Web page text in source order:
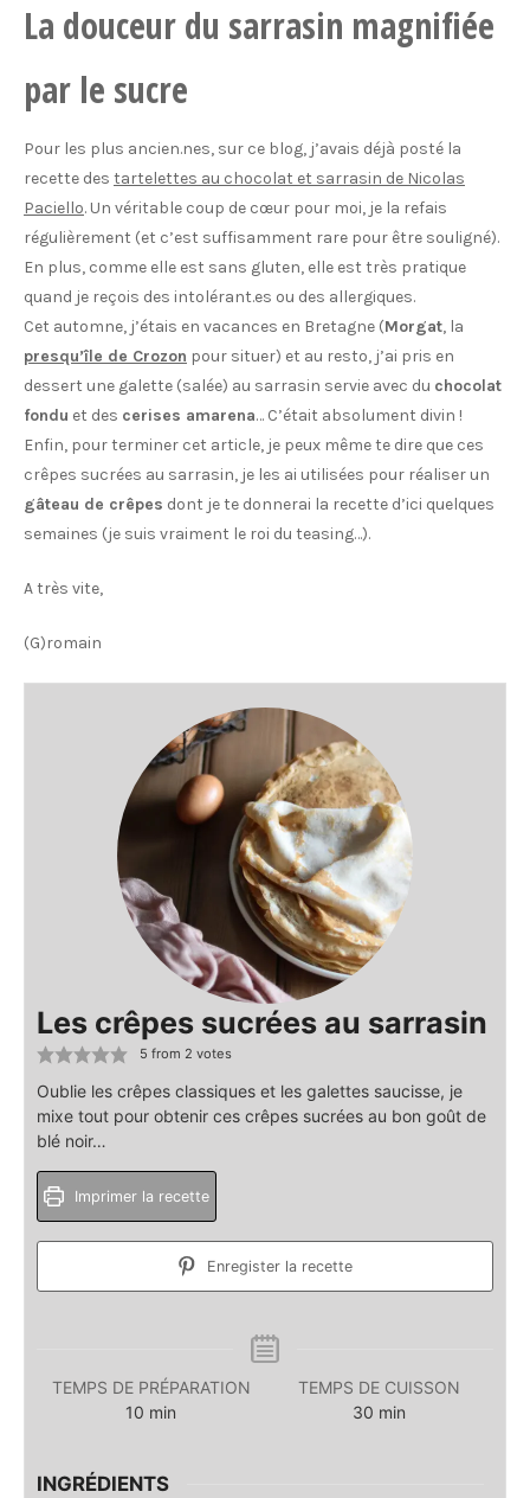
La douceur du sarrasin magnifiée
par le sucre
Pour les plus ancien.nes, sur ce blog, j’avais déjà posté la
recette des tartelettes au chocolat et sarrasin de Nicolas
Paciello. Un véritable coup de cœur pour moi, je la refais
régulièrement (et c’est suffisamment rare pour être souligné).
En plus, comme elle est sans gluten, elle est très pratique
quand je reçois des intolérant.es ou des allergiques.
Cet automne, j’étais en vacances en Bretagne (Morgat, la
presqu’île de Crozon pour situer) et au resto, j’ai pris en
dessert une galette (salée) au sarrasin servie avec du chocolat
fondu et des cerises amarena… C’était absolument divin !
Enfin, pour terminer cet article, je peux même te dire que ces
crêpes sucrées au sarrasin, je les ai utilisées pour réaliser un
gâteau de crêpes dont je te donnerai la recette d’ici quelques
semaines (je suis vraiment le roi du teasing…).
A très vite,
(G)romain
Les crêpes sucrées au sarrasin
5 from 2 votes
Oublie les crêpes classiques et les galettes saucisse, je
mixe tout pour obtenir ces crêpes sucrées au bon goût de
blé noir…
Imprimer la recette
Enregister la recette
TEMPS DE PRÉPARATION
10 minutes
min
TEMPS DE CUISSON
30 minutes
min
INGRÉDIENTS